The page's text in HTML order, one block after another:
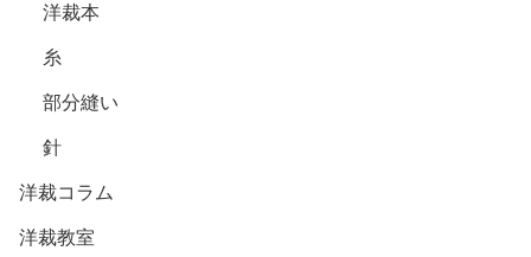
洋裁本
糸
部分縫い
針
洋裁コラム
洋裁教室